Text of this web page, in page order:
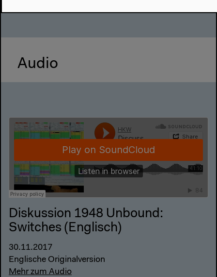
Audio
Diskussion 1948 Unbound:
Switches (Englisch)
30.11.2017
Englische Originalversion
Mehr zum Audio